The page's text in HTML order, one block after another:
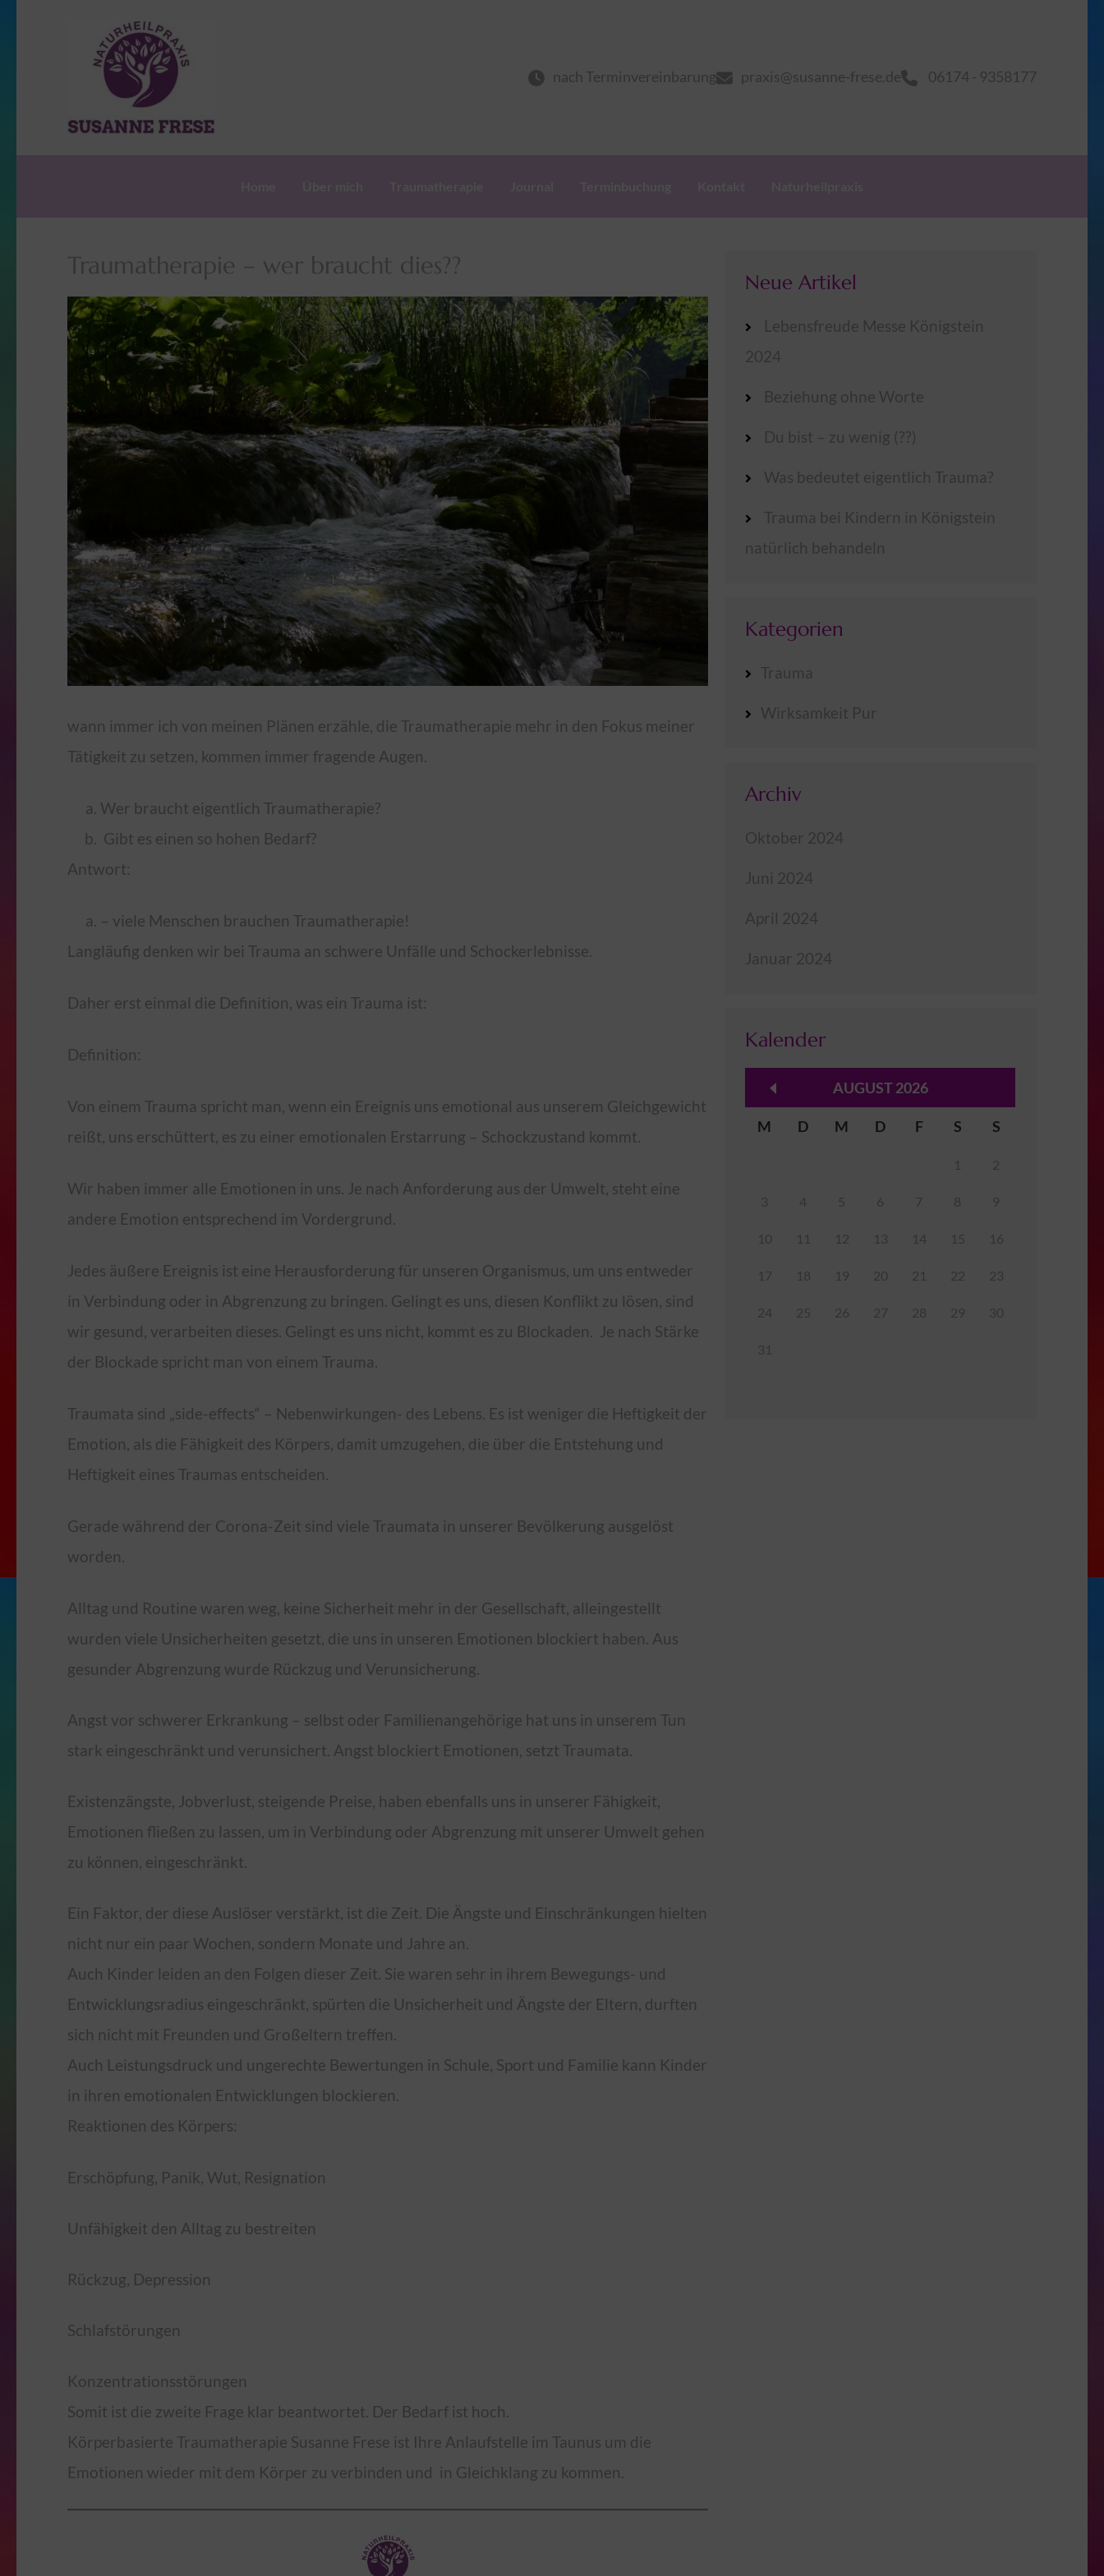
nach Terminvereinbarung praxis@susanne-frese.de 06174 - 9358177
Traumatherapie – wer braucht dies??
wann immer ich von meinen Plänen erzähle, die Traumatherapie mehr in den Fokus meiner
Tätigkeit zu setzen, kommen immer fragende Augen.
Wer braucht eigentlich Traumatherapie?
Gibt es einen so hohen Bedarf?
Antwort:
– viele Menschen brauchen Traumatherapie!
Langläufig denken wir bei Trauma an schwere Unfälle und Schockerlebnisse.
Daher erst einmal die Definition, was ein Trauma ist:
Definition:
Von einem Trauma spricht man, wenn ein Ereignis uns emotional aus unserem Gleichgewicht
reißt, uns erschüttert, es zu einer emotionalen Erstarrung – Schockzustand kommt.
Wir haben immer alle Emotionen in uns. Je nach Anforderung aus der Umwelt, steht eine
andere Emotion entsprechend im Vordergrund.
Jedes äußere Ereignis ist eine Herausforderung für unseren Organismus, um uns entweder
in Verbindung oder in Abgrenzung zu bringen. Gelingt es uns, diesen Konflikt zu lösen, sind
wir gesund, verarbeiten dieses. Gelingt es uns nicht, kommt es zu Blockaden. Je nach Stärke
der Blockade spricht man von einem Trauma.
Traumata sind „side-effects“ – Nebenwirkungen- des Lebens. Es ist weniger die Heftigkeit der
Emotion, als die Fähigkeit des Körpers, damit umzugehen, die über die Entstehung und
Heftigkeit eines Traumas entscheiden.
Gerade während der Corona-Zeit sind viele Traumata in unserer Bevölkerung ausgelöst
worden.
Alltag und Routine waren weg, keine Sicherheit mehr in der Gesellschaft, alleingestellt
wurden viele Unsicherheiten gesetzt, die uns in unseren Emotionen blockiert haben. Aus
gesunder Abgrenzung wurde Rückzug und Verunsicherung.
Angst vor schwerer Erkrankung – selbst oder Familienangehörige hat uns in unserem Tun
stark eingeschränkt und verunsichert. Angst blockiert Emotionen, setzt Traumata.
Existenzängste, Jobverlust, steigende Preise, haben ebenfalls uns in unserer Fähigkeit,
Emotionen fließen zu lassen, um in Verbindung oder Abgrenzung mit unserer Umwelt gehen
zu können, eingeschränkt.
Ein Faktor, der diese Auslöser verstärkt, ist die Zeit. Die Ängste und Einschränkungen hielten
nicht nur ein paar Wochen, sondern Monate und Jahre an.
Auch Kinder leiden an den Folgen dieser Zeit. Sie waren sehr in ihrem Bewegungs- und
Entwicklungsradius eingeschränkt, spürten die Unsicherheit und Ängste der Eltern, durften
sich nicht mit Freunden und Großeltern treffen.
Auch Leistungsdruck und ungerechte Bewertungen in Schule, Sport und Familie kann Kinder
in ihren emotionalen Entwicklungen blockieren.
Reaktionen des Körpers:
Erschöpfung, Panik, Wut, Resignation
Unfähigkeit den Alltag zu bestreiten
Rückzug, Depression
Schlafstörungen
Konzentrationsstörungen
Somit ist die zweite Frage klar beantwortet. Der Bedarf ist hoch.
Körperbasierte Traumatherapie Susanne Frese ist Ihre Anlaufstelle im Taunus um die
Emotionen wieder mit dem Körper zu verbinden und in Gleichklang zu kommen.
Neue Artikel
Lebensfreude Messe Königstein
2024
Beziehung ohne Worte
Du bist – zu wenig (??)
Was bedeutet eigentlich Trauma?
Trauma bei Kindern in Königstein
natürlich behandeln
Kategorien
Trauma
Wirksamkeit Pur
Archiv
Oktober 2024
Juni 2024
April 2024
Januar 2024
Kalender
AUGUST 2026
M D M D F S S
1 2
3 4 5 6 7 8 9
10 11 12 13 14 15 16
17 18 19 20 21 22 23
24 25 26 27 28 29 30
31